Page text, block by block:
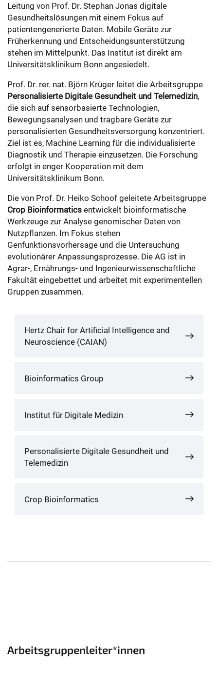
Leitung von Prof. Dr. Stephan Jonas digitale
Gesundheitslösungen mit einem Fokus auf
patientengenerierte Daten. Mobile Geräte zur
Früherkennung und Entscheidungsunterstützung
stehen im Mittelpunkt. Das Institut ist direkt am
Universitätsklinikum Bonn angesiedelt.
Prof. Dr. rer. nat. Björn Krüger leitet die Arbeitsgruppe
Personalisierte Digitale Gesundheit und Telemedizin,
die sich auf sensorbasierte Technologien,
Bewegungsanalysen und tragbare Geräte zur
personalisierten Gesundheitsversorgung konzentriert.
Ziel ist es, Machine Learning für die individualisierte
Diagnostik und Therapie einzusetzen. Die Forschung
erfolgt in enger Kooperation mit dem
Universitätsklinikum Bonn.
Die von Prof. Dr. Heiko Schoof geleitete Arbeitsgruppe
Crop Bioinformatics entwickelt bioinformatische
Werkzeuge zur Analyse genomischer Daten von
Nutzpflanzen. Im Fokus stehen
Genfunktionsvorhersage und die Untersuchung
evolutionärer Anpassungsprozesse. Die AG ist in
Agrar-, Ernährungs- und Ingenieurwissenschaftliche
Fakultät eingebettet und arbeitet mit experimentellen
Gruppen zusammen.
Hertz Chair for Artificial Intelligence and
Neuroscience (CAIAN)
Bioinformatics Group
Institut für Digitale Medizin
Personalisierte Digitale Gesundheit und
Telemedizin
Crop Bioinformatics
Arbeitsgruppenleiter*innen